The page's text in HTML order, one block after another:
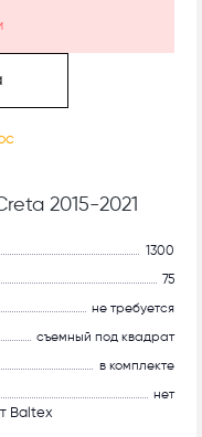
2015-2021
1300
75
не требуется
съемный под квадрат
в комплекте
нет
Baltex